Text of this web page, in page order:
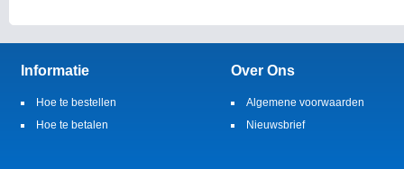
Informatie
Hoe te bestellen
Hoe te betalen
Over Ons
Algemene voorwaarden
Nieuwsbrief